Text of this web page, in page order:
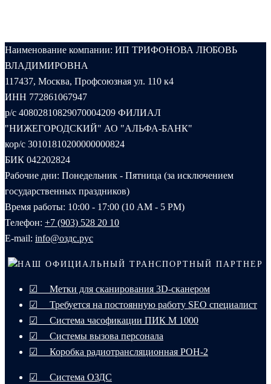
Наименование компании: ИП ТРИФОНОВА ЛЮБОВЬ
ВЛАДИМИРОВНА
117437, Москва, Профсоюзная ул. 110 к4
ИНН 772861067947
р/с 40802810829070004209 ФИЛИАЛ
"НИЖЕГОРОДСКИЙ" АО "АЛЬФА-БАНК"
кор/с 30101810200000000824
БИК 042202824
Рабочие дни: Понедельник - Пятница (за исключением
государственных праздников)
Время работы: 10:00 - 17:00 (10 AM - 5 PM)
Телефон: +7 (903) 528 20 10‬
E-mail: info@оздс.рус
НАШ ОФИЦИАЛЬНЫЙ ТРАНСПОРТНЫЙ ПАРТНЕР
☑ Метки для сканирования 3D-сканером
☑ Требуется на постоянную работу SEO специалист
☑ Система часофикации ПИК М 1000
☑ Системы вызова персонала
☑ Коробка радиотрансляционная РОН-2
☑ Система ОЗДС